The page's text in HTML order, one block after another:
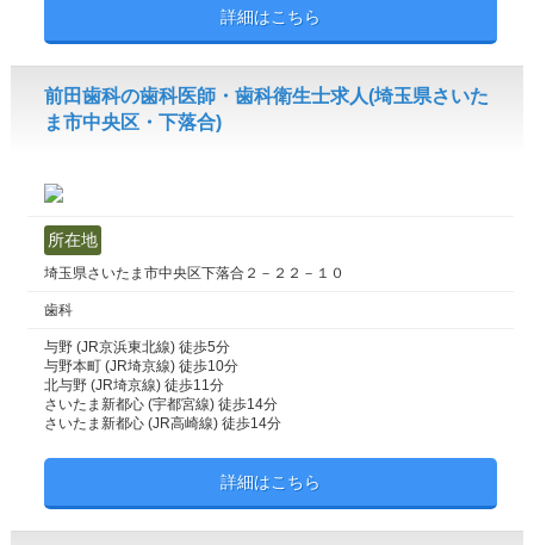
詳細はこちら
前田歯科の歯科医師・歯科衛生士求人(埼玉県さいた
ま市中央区・下落合)
所在地
埼玉県さいたま市中央区下落合２－２２－１０
歯科
与野 (JR京浜東北線) 徒歩5分
与野本町 (JR埼京線) 徒歩10分
北与野 (JR埼京線) 徒歩11分
さいたま新都心 (宇都宮線) 徒歩14分
さいたま新都心 (JR高崎線) 徒歩14分
詳細はこちら